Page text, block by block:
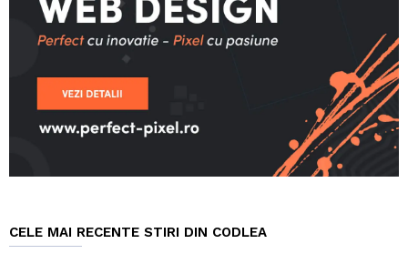
CELE MAI RECENTE STIRI DIN CODLEA